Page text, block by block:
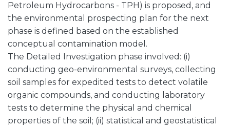
Petroleum Hydrocarbons - TPH) is proposed, and
the environmental prospecting plan for the next
phase is defined based on the established
conceptual contamination model.
The Detailed Investigation phase involved: (i)
conducting geo-environmental surveys, collecting
soil samples for expedited tests to detect volatile
organic compounds, and conducting laboratory
tests to determine the physical and chemical
properties of the soil; (ii) statistical and geostatistical